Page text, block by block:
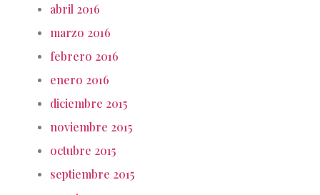
abril 2016
marzo 2016
febrero 2016
enero 2016
diciembre 2015
noviembre 2015
octubre 2015
septiembre 2015